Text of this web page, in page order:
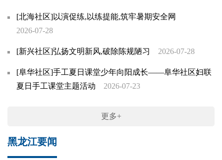
[北海社区]以演促练,以练提能,筑牢暑期安全网
2026-07-28
[新兴社区]弘扬文明新风,破除陈规陋习 2026-07-28
[阜华社区]手工夏日课堂少年向阳成长——阜华社区妇联
夏日手工课堂主题活动
2026-07-23
更多+
黑龙江要闻